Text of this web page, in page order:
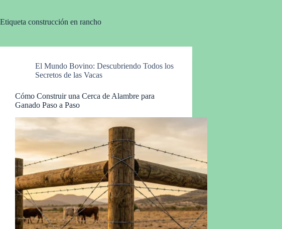
Etiqueta construcción en rancho
El Mundo Bovino: Descubriendo Todos los
Secretos de las Vacas
Cómo Construir una Cerca de Alambre para
Ganado Paso a Paso